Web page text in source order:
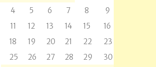
4 5 6 7 8
9
11 12 13 14 15
16
18 19 20 21 22
23
25 26 27 28 29
30